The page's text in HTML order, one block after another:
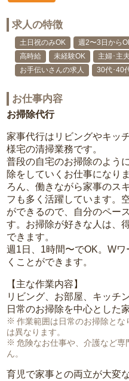
求人の特徴
土日祝のみOK 週2〜3日から
高時給
未経験OK 主婦･主
お手伝いさんの求人
30代･40
お仕事内容
お掃除代行
家事代行はリビングやキッ
様宅の清掃業務です。
普段の自宅のお掃除のよう
除をしていくお仕事になり
ろん、働きながら家事のス
フも多く活躍しています。
ができるので、自分のペー
す。お掃除が好きな人は、
できます。
週1日、1時間〜でOK。W
くことができます。
【主な作業内容】
リビング、お部屋、キッチ
日常のお掃除を中心とした
作業範囲は日常のお掃除とな
は異なります。
危険なお仕事や、介護など
ん。
育児で家事との両立が大変